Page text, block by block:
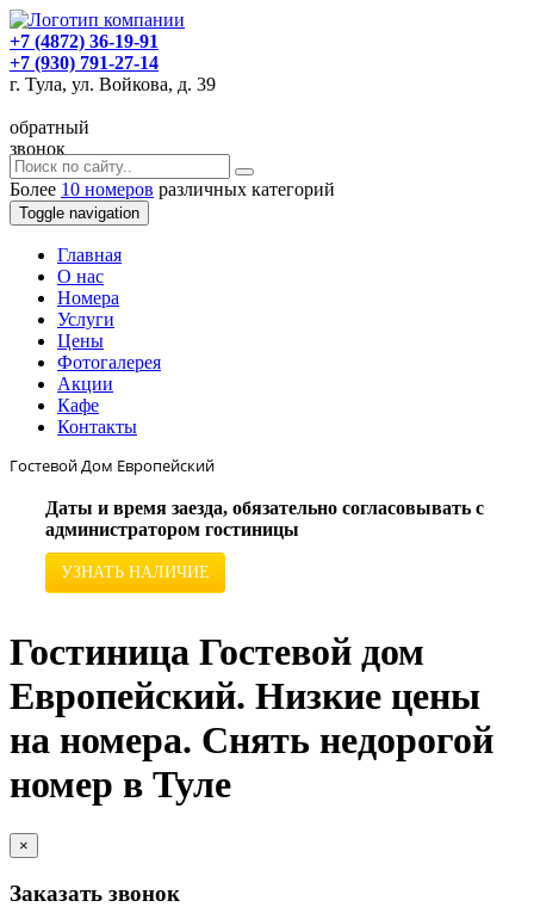
+7 (4872) 36-19-91
+7 (930) 791-27-14
г. Тула, ул. Войкова, д. 39
обратный
звонок
Более 10 номеров различных категорий
Toggle navigation
Главная
O нас
Номера
Услуги
Цены
Фотогалерея
Акции
Кафе
Контакты
Гостевой Дом Европейский
Даты и время заезда, обязательно согласовывать с
администратором гостиницы
УЗНАТЬ НАЛИЧИЕ
Гостиница Гостевой дом
Европейский. Низкие цены
на номера. Снять недорогой
номер в Туле
×
Заказать звонок